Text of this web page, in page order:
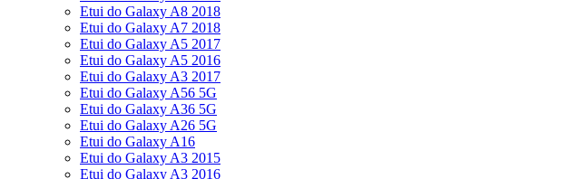
Etui do Galaxy A8 2018
Etui do Galaxy A7 2018
Etui do Galaxy A5 2017
Etui do Galaxy A5 2016
Etui do Galaxy A3 2017
Etui do Galaxy A56 5G
Etui do Galaxy A36 5G
Etui do Galaxy A26 5G
Etui do Galaxy A16
Etui do Galaxy A3 2015
Etui do Galaxy A3 2016